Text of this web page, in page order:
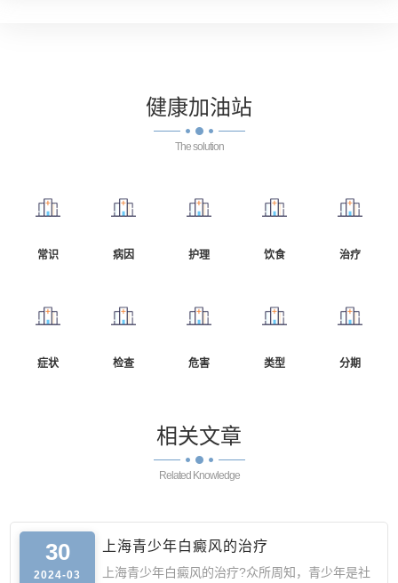
健康加油站
The solution
常识 病因 护理 饮食 治疗
症状 检查 危害 类型 分期
相关文章
Related Knowledge
30
2024-03
上海青少年白癜风的治疗
上海青少年白癜风的治疗?众所周知，青少年是社